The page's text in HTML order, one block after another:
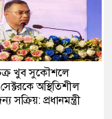
খুব সুকৌশলে
সেক্টরকে অস্থিতিশীল
সক্রিয়: প্রধানমন্ত্রী